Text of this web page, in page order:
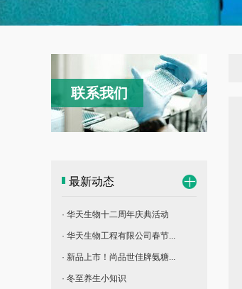
联系我们
最新动态
· 华天生物十二周年庆典活动
· 华天生物工程有限公司春节...
· 新品上市！尚品世佳牌氨糖...
· 冬至养生小知识